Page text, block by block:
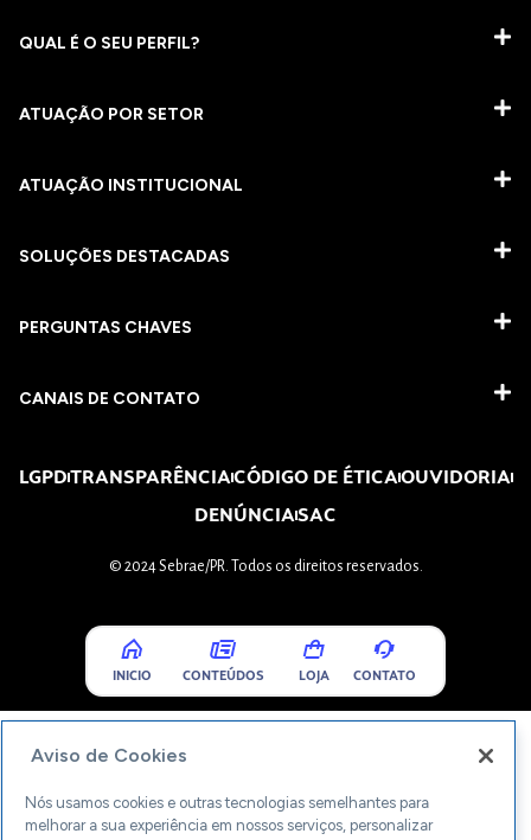
QUAL É O SEU PERFIL?
ATUAÇÃO POR SETOR
ATUAÇÃO INSTITUCIONAL
SOLUÇÕES DESTACADAS
PERGUNTAS CHAVES​
CANAIS DE CONTATO
LGPDTRANSPARÊNCIACÓDIGO DE ÉTICAOUVIDORIA
DENÚNCIASAC
© 2024 Sebrae/PR. Todos os direitos reservados.
INICIO CONTEÚDOS LOJA CONTATO
Aviso de Cookies
Nós usamos cookies e outras tecnologias semelhantes para
melhorar a sua experiência em nossos serviços, personalizar